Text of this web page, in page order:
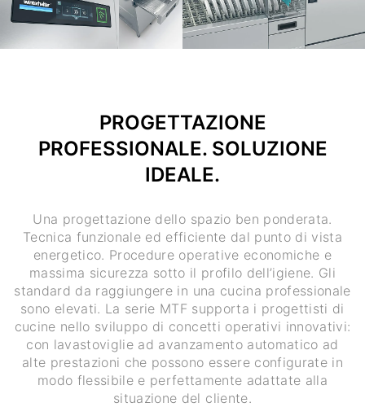
PROGETTAZIONE
PROFESSIONALE. SOLUZIONE
IDEALE.
Una progettazione dello spazio ben ponderata.
Tecnica funzionale ed efficiente dal punto di vista
energetico. Procedure operative economiche e
massima sicurezza sotto il profilo dell’igiene. Gli
standard da raggiungere in una cucina professionale
sono elevati. La serie MTF supporta i progettisti di
cucine nello sviluppo di concetti operativi innovativi:
con lavastoviglie ad avanzamento automatico ad
alte prestazioni che possono essere configurate in
modo flessibile e perfettamente adattate alla
situazione del cliente.